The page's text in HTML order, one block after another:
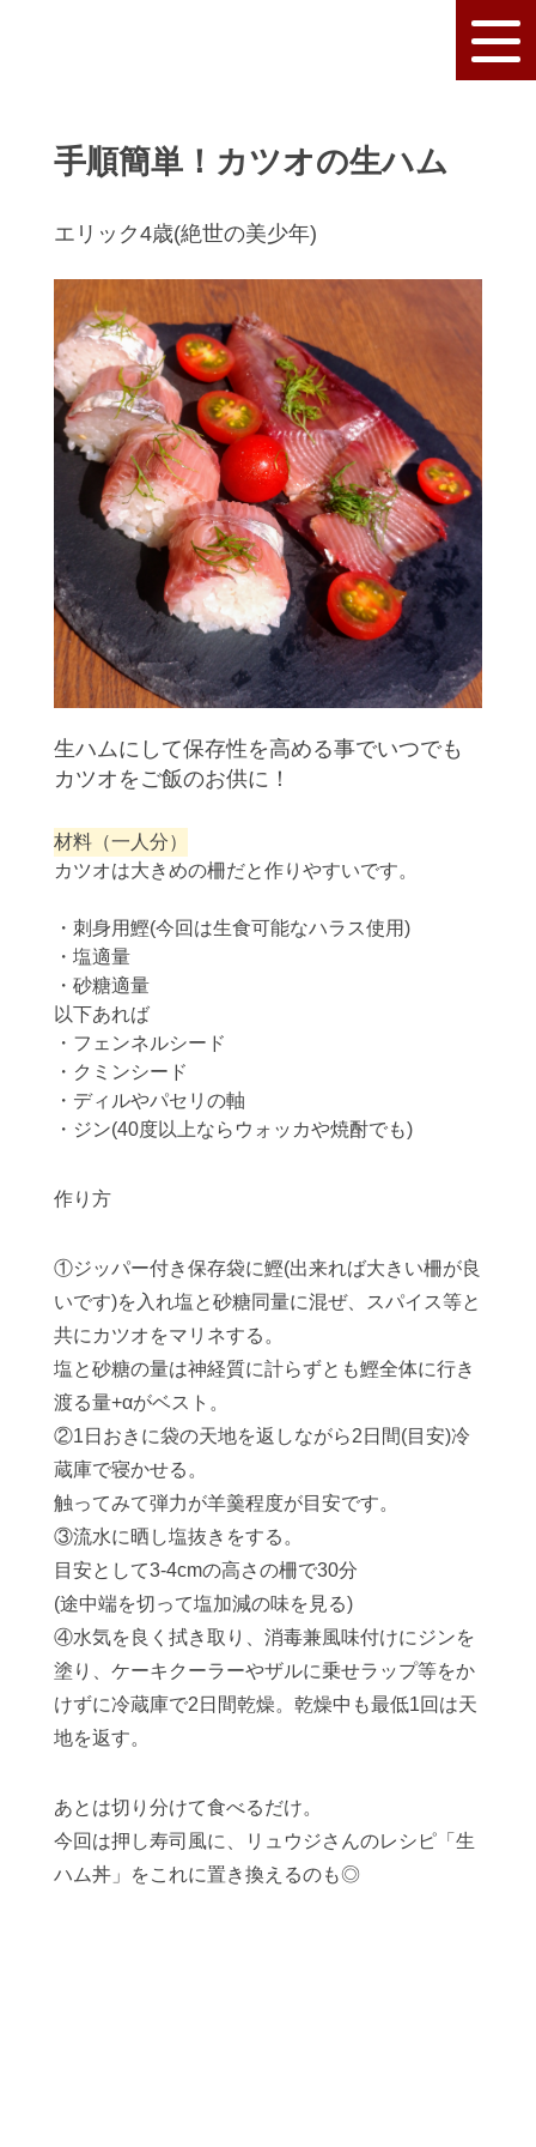
手順簡単！カツオの生ハム
エリック4歳(絶世の美少年)
生ハムにして保存性を高める事でいつでも
カツオをご飯のお供に！
材料（一人分）
カツオは大きめの柵だと作りやすいです。
・刺身用鰹(今回は生食可能なハラス使用)
・塩適量
・砂糖適量
以下あれば
・フェンネルシード
・クミンシード
・ディルやパセリの軸
・ジン(40度以上ならウォッカや焼酎でも)
作り方
①ジッパー付き保存袋に鰹(出来れば大きい柵が良
いです)を入れ塩と砂糖同量に混ぜ、スパイス等と
共にカツオをマリネする。
塩と砂糖の量は神経質に計らずとも鰹全体に行き
渡る量+‪α‬がベスト。
②1日おきに袋の天地を返しながら2日間(目安)冷
蔵庫で寝かせる。
触ってみて弾力が羊羹程度が目安です。
③流水に晒し塩抜きをする。
目安として3-4cmの高さの柵で30分
(途中端を切って塩加減の味を見る)
④水気を良く拭き取り、消毒兼風味付けにジンを
塗り、ケーキクーラーやザルに乗せラップ等をか
けずに冷蔵庫で2日間乾燥。乾燥中も最低1回は天
地を返す。
あとは切り分けて食べるだけ。
今回は押し寿司風に、リュウジさんのレシピ「生
ハム丼」をこれに置き換えるのも◎